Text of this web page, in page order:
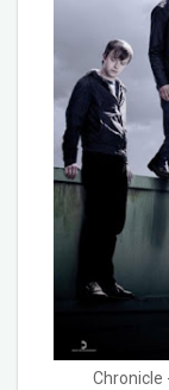
Chronicle